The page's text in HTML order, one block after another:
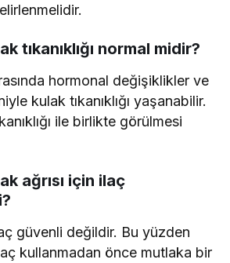
tıkanıklığı normal midir?
hormonal değişiklikler ve
kulak tıkanıklığı yaşanabilir.
ile birlikte görülmesi
ağrısı için ilaç
güvenli değildir. Bu yüzden
kullanmadan önce mutlaka bir